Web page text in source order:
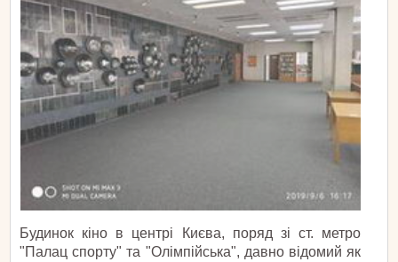
Будинок кіно в центрі Києва, поряд зі ст. метро
"Палац спорту" та "Олімпійська", давно відомий як